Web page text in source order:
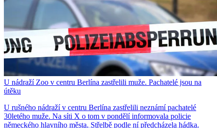
U nádraží Zoo v centru Berlína zastřelili muže. Pachatelé jsou na
útěku
U rušného nádraží v centru Berlína zastřelili neznámí pachatelé
30letého muže. Na síti X o tom v pondělí informovala policie
německého hlavního města. Střelbě podle ní předcházela hádka.